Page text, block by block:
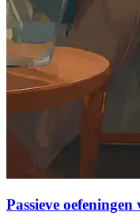
Passieve